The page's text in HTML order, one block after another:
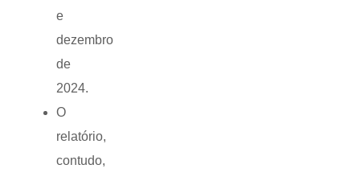
e
dezembro
de
2024.
O
relatório,
contudo,